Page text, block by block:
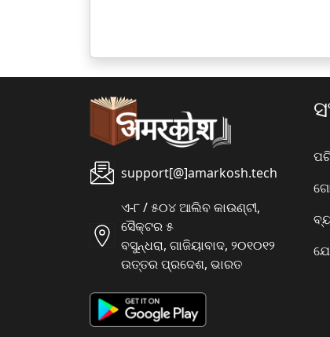
support[@]amarkosh.tech
ଏ-୮ / ୫୦୪ ଆଲିବ କାଉଣ୍ଟୀ,
ସୈକ୍ଟର ୫
ବସୁନ୍ଧରା, ଗାଜିୟାବାଦ, ୨୦୧୦୧୨
ଉତ୍ତର ପ୍ରଦେଶ, ଭାରତ